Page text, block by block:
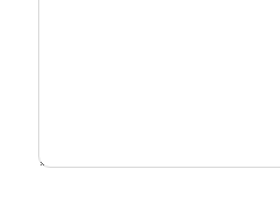
جانبی خاصی ندارد. با این